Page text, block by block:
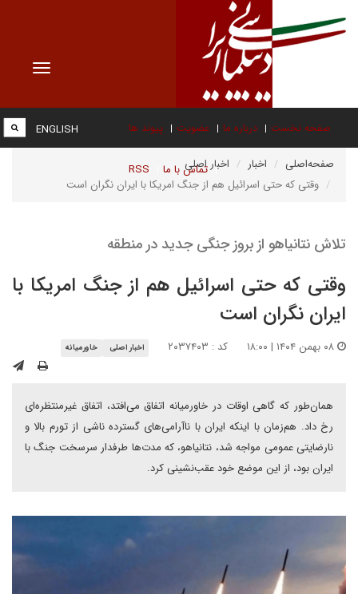
Toggle
صفحه نخست درباره ما عضویت پیوند ها
تماس با ما RSS
ENGLISH
صفحه‌اصلی اخبار
اخبار اصلی
وقتی که حتی اسرائیل هم از جنگ امریکا با ایران نگران است
تلاش نتانیاهو از بروز جنگی جدید در منطقه
وقتی که حتی اسرائیل هم از جنگ امریکا با
ایران نگران است
کد : ۲۰۳۷۴۰۳ اخبار اصلی خاورمیانه
همان‌طور که گاهی اوقات در خاورمیانه اتفاق می‌افتد، اتفاق غیرمنتظره‌ای
رخ داد. هم‌زمان با اینکه ایران با ناآرامی‌های گسترده ناشی از تورم بالا و
نارضایتی عمومی مواجه شد، نتانیاهو، که مدت‌ها طرفدار سرسخت جنگ با
ایران بود، از این موضع خود عقب‌نشینی کرد.